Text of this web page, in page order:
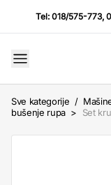
Tel:018/575-773,
Sve kategorije /
bušenje rupa > Set